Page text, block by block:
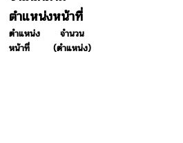
ตำแหน่งหน้าที่
ตำแหน่ง
หน้าที่
จำนวน
(ตำแหน่ง)